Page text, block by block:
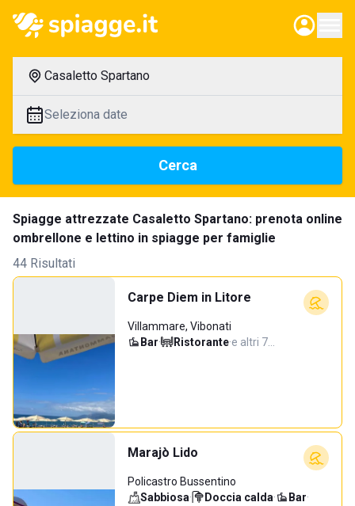
Casaletto Spartano
Seleziona date
Cerca
Spiagge attrezzate Casaletto Spartano: prenota online
ombrellone e lettino in spiagge per famiglie
44 Risultati
Carpe Diem in Litore
Villammare, Vibonati
Bar· Ristorante·e altri 7…
Marajò Lido
Policastro Bussentino
Sabbiosa· Doccia calda· Bar·